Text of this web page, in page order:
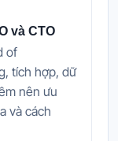
và CTO
of
tích hợp, dữ
nên ưu
và cách